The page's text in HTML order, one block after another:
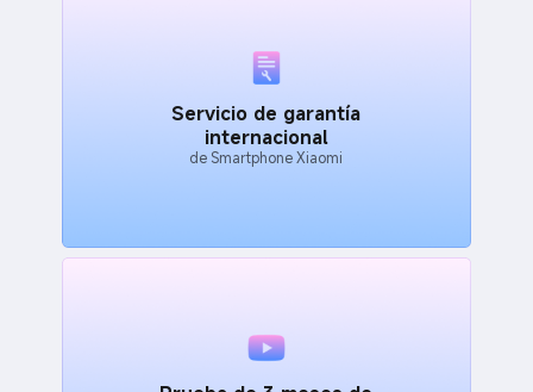
Servicio de garantía
internacional
de Smartphone Xiaomi